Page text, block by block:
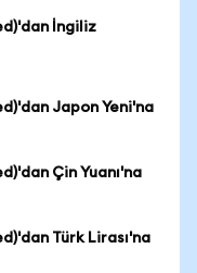
İngiliz
Japon Yeni'na
Çin Yuanı'na
Türk Lirası'na